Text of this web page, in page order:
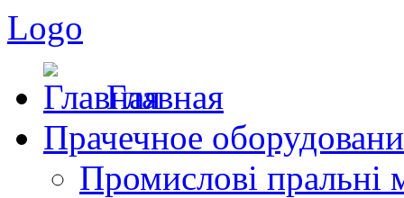
Logo
Главная
Прачечное
Промислові